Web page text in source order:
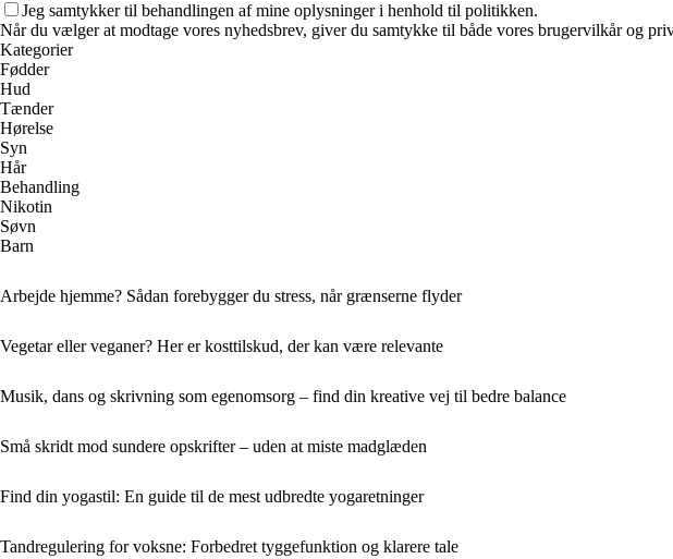
Jeg samtykker til behandlingen af mine oplysninger i henhold til politikken.
Når du vælger at modtage vores nyhedsbrev, giver du samtykke til både vores brugervilkår og
Kategorier
Fødder
Hud
Tænder
Hørelse
Syn
Hår
Behandling
Nikotin
Søvn
Barn
Arbejde hjemme? Sådan forebygger du stress, når grænserne flyder
Vegetar eller veganer? Her er kosttilskud, der kan være relevante
Musik, dans og skrivning som egenomsorg – find din kreative vej til bedre balance
Små skridt mod sundere opskrifter – uden at miste madglæden
Find din yogastil: En guide til de mest udbredte yogaretninger
Tandregulering for voksne: Forbedret tyggefunktion og klarere tale